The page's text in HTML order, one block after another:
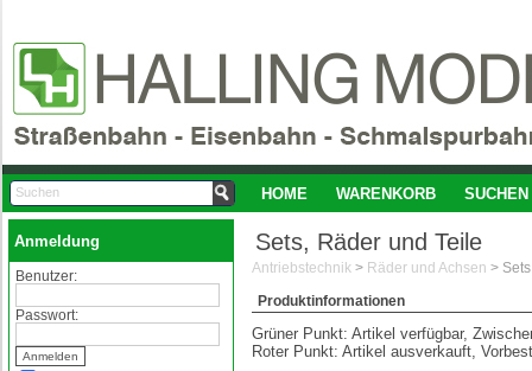
HOME WARENKORB SUCHEN
Anmeldung
Benutzer:
Passwort:
Sets, Räder und Teile
Antriebstechnik > Räder und Achsen >
Produktinformationen
Grüner Punkt: Artikel verfügbar,
Roter Punkt: Artikel ausverkauft,